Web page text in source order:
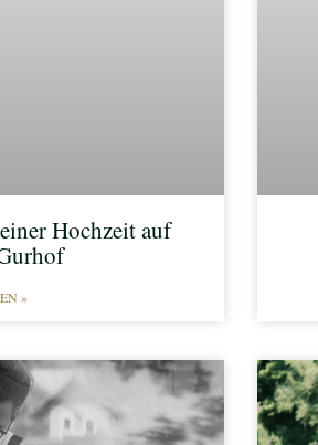
Hochzeit auf
»